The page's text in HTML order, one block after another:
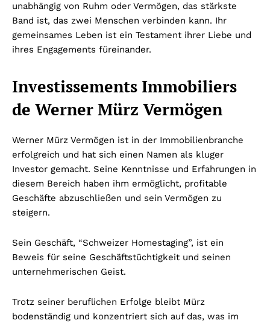
unabhängig von Ruhm oder Vermögen, das stärkste
Band ist, das zwei Menschen verbinden kann. Ihr
gemeinsames Leben ist ein Testament ihrer Liebe und
ihres Engagements füreinander.
Investissements Immobiliers
de Werner Mürz Vermögen
Werner Mürz Vermögen ist in der Immobilienbranche
erfolgreich und hat sich einen Namen als kluger
Investor gemacht. Seine Kenntnisse und Erfahrungen in
diesem Bereich haben ihm ermöglicht, profitable
Geschäfte abzuschließen und sein Vermögen zu
steigern.
Sein Geschäft, “Schweizer Homestaging”, ist ein
Beweis für seine Geschäftstüchtigkeit und seinen
unternehmerischen Geist.
Trotz seiner beruflichen Erfolge bleibt Mürz
bodenständig und konzentriert sich auf das, was im